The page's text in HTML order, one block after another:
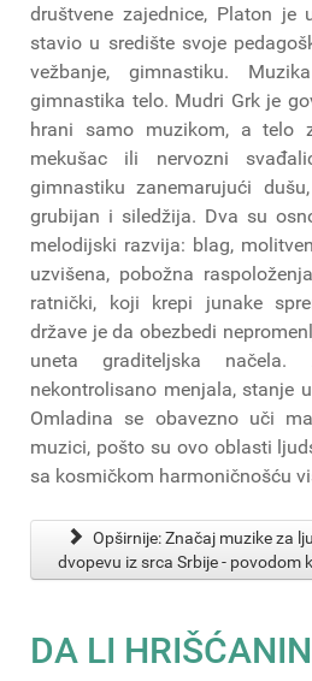
društvene zajednice, Platon
stavio u središte svoje
vežbanje, gimnastiku.
gimnastika telo. Mudri Grk je
hrani samo muzikom, a telo
mekušac ili nervozni
gimnastiku zanemarujući
grubijan i siledžija. Dva su
melodijski razvija: blag,
uzvišena, pobožna
ratnički, koji krepi junake
države je da obezbedi
uneta graditeljska
nekontrolisano menjala, stanje
Omladina se obavezno uči
muzici, pošto su ovo oblasti
sa kosmičkom harmoničnošću
Opširnije: Značaj muzike za
dvopevu iz srca Srbije - povodom
DA LI